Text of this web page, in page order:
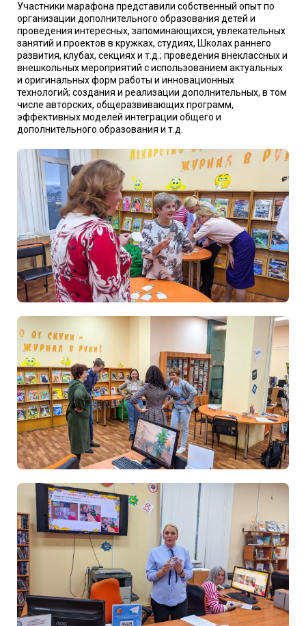
Участники марафона представили собственный опыт по
организации дополнительного образования детей и
проведения интересных, запоминающихся, увлекательных
занятий и проектов в кружках, студиях, Школах раннего
развития, клубах, секциях и т.д.; проведения внеклассных и
внешкольных мероприятий с использованием актуальных
и оригинальных форм работы и инновационных
технологий; создания и реализации дополнительных, в том
числе авторских, общеразвивающих программ,
эффективных моделей интеграции общего и
дополнительного образования и т.д.